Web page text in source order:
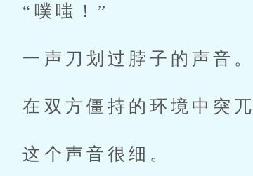
“噗嗤！”
一声刀划过脖子的声音。
在双方僵持的环境中突兀
这个声音很细。